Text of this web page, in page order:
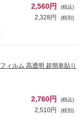
2,560円 (税込)
2,328円 (税別)
ィルム 高透明 超簡単貼り
2,760円 (税込)
2,510円 (税別)